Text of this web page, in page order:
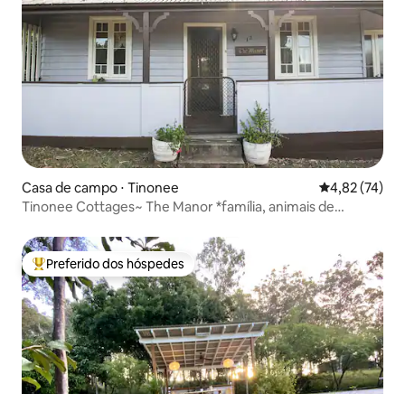
Casa de campo ⋅ Tinonee 4,82 de uma
4,82 (74)
Tinonee Cottages~ The Manor *família, animais de
Entre os melhores preferidos dos hóspedes
Preferido dos hóspedes